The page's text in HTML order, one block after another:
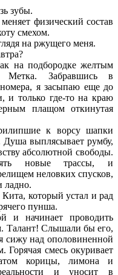
зубы.
физический состав
смехом.
на ржущего меня.
на подбородке желтым
Метка. Забравшись в
я засыпаю еще до
и только где-то на краю
плащом откинутая
к ворсу шапки
Душа выплясывает румбу,
абсолютной свободы.
новые трассы, и
неловких спусков,
ладно.
который устал и рад
пунша.
и начинает проводить
Слышали бы его,
сижу над ополовиненной
смесь окуривает
корицы, лимона и
и уносит в